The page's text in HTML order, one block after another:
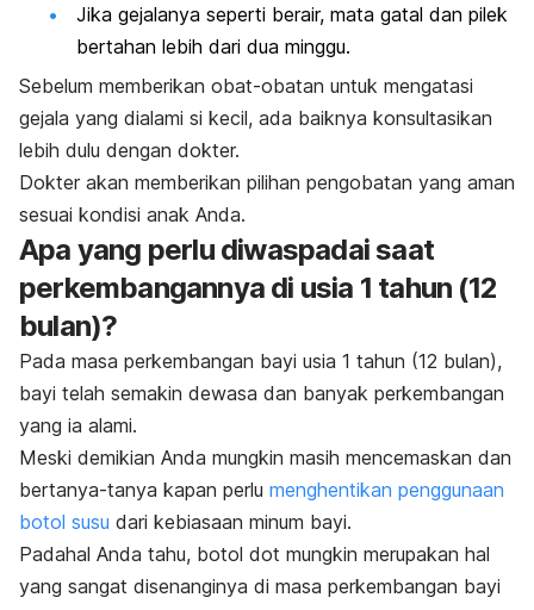
Jika gejalanya seperti berair, mata gatal dan pilek
bertahan lebih dari dua minggu.
Sebelum memberikan obat-obatan untuk mengatasi
gejala yang dialami si kecil, ada baiknya konsultasikan
lebih dulu dengan dokter.
Dokter akan memberikan pilihan pengobatan yang aman
sesuai kondisi anak Anda.
Apa yang perlu diwaspadai saat
perkembangannya di usia 1 tahun (12
bulan)?
Pada masa perkembangan bayi usia 1 tahun (12 bulan),
bayi telah semakin dewasa dan banyak perkembangan
yang ia alami.
Meski demikian Anda mungkin masih mencemaskan dan
bertanya-tanya kapan perlu menghentikan penggunaan
botol susu dari kebiasaan minum bayi.
Padahal Anda tahu, botol dot mungkin merupakan hal
yang sangat disenanginya di masa perkembangan bayi